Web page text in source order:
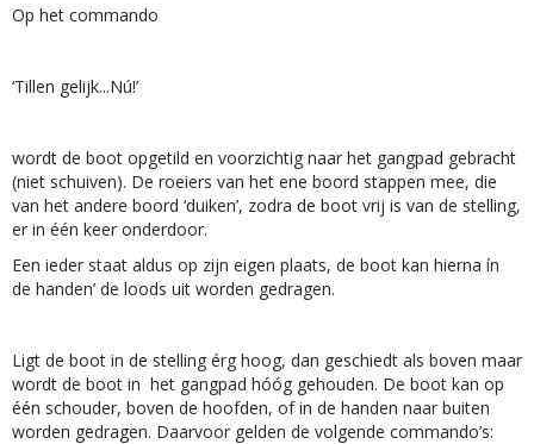
Op het commando
‘Tillen gelijk...Nú!’
wordt de boot opgetild en voorzichtig naar het gangpad gebracht
(niet schuiven). De roeiers van het ene boord stappen mee, die
van het andere boord ‘duiken’, zodra de boot vrij is van de stelling,
er in één keer onderdoor.
Een ieder staat aldus op zijn eigen plaats, de boot kan hierna ín
de handen’ de loods uit worden gedragen.
Ligt de boot in de stelling érg hoog, dan geschiedt als boven maar
wordt de boot in het gangpad hóóg gehouden. De boot kan op
één schouder, boven de hoofden, of in de handen naar buiten
worden gedragen. Daarvoor gelden de volgende commando’s: